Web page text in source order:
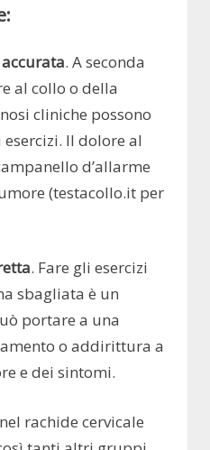
. A seconda
al collo o della
cliniche possono
Il dolore al
d’allarme
(testacollo.it per
. Fare gli esercizi
sbagliata è un
portare a una
o addirittura a
e dei sintomi.
rachide cervicale